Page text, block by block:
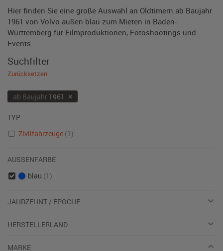
Hier finden Sie eine große Auswahl an Oldtimern ab Baujahr
1961 von Volvo außen blau zum Mieten in Baden-
Württemberg für Filmproduktionen, Fotoshootings und
Events.
Suchfilter
Zurücksetzen
ab Baujahr1961 ×
TYP
Zivilfahrzeuge (1)
AUSSENFARBE
blau (1)
JAHRZEHNT / EPOCHE
HERSTELLERLAND
MARKE